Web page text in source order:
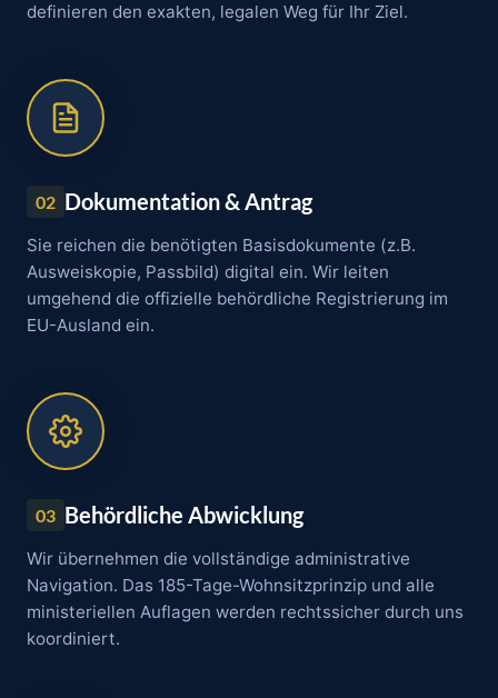
definieren den exakten, legalen Weg für Ihr Ziel.
02 Dokumentation & Antrag
Sie reichen die benötigten Basisdokumente (z.B.
Ausweiskopie, Passbild) digital ein. Wir leiten
umgehend die offizielle behördliche Registrierung im
EU-Ausland ein.
03 Behördliche Abwicklung
Wir übernehmen die vollständige administrative
Navigation. Das 185-Tage-Wohnsitzprinzip und alle
ministeriellen Auflagen werden rechtssicher durch uns
koordiniert.